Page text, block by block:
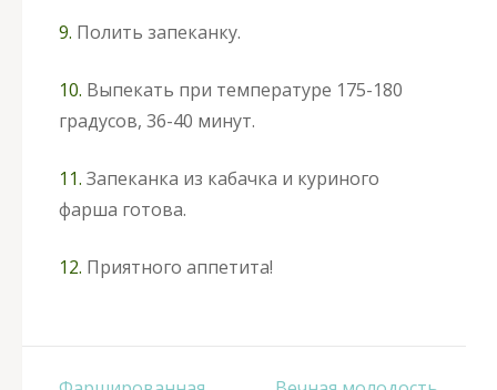
9. Полить запеканку.
10. Выпекать при температуре 175-180
градусов, 36-40 минут.
11. Запеканка из кабачка и куриного
фарша готова.
12. Приятного аппетита!